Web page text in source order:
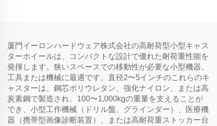
厦門イーロンハードウェア株式会社の高耐荷型小型キャス
ターホイールは、コンパクトな設計で優れた耐荷重性能を
発揮します。狭いスペースでの移動性が必要な小型機器、
工具または機械に最適です。直径2〜5インチのこれらのキ
ャスターは、鋼芯ポリウレタン、強化ナイロン、または高
炭素鋼で製造され、100〜1,000kgの重量を支えることが
でき、小型工作機械（ドリル盤、グラインダー）、医療機
器（携帯型画像診断装置）、または高耐荷重ストッカー台